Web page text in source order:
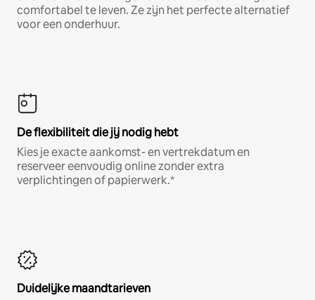
comfortabel te leven. Ze zijn het perfecte alternatief
voor een onderhuur.
De flexibiliteit die jij nodig hebt
Kies je exacte aankomst- en vertrekdatum en
reserveer eenvoudig online zonder extra
verplichtingen of papierwerk.*
Duidelijke maandtarieven